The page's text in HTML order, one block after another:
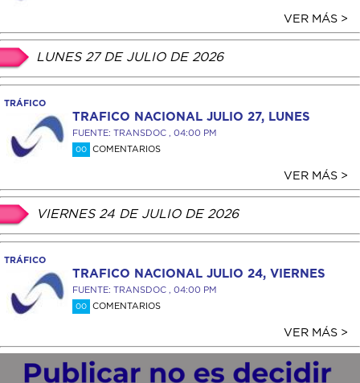
VER MÁS >
LUNES 27 DE JULIO DE 2026
TRÁFICO
TRAFICO NACIONAL JULIO 27, LUNES
FUENTE: TRANSDOC , 04:00 PM
00 COMENTARIOS
VER MÁS >
VIERNES 24 DE JULIO DE 2026
TRÁFICO
TRAFICO NACIONAL JULIO 24, VIERNES
FUENTE: TRANSDOC , 04:00 PM
00 COMENTARIOS
VER MÁS >